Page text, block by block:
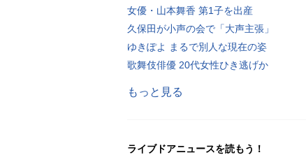
女優・山本舞香 第1子を出産
久保田が小声の会で「大声主張」
ゆきぽよ まるで別人な現在の姿
歌舞伎俳優 20代女性ひき逃げか
もっと見る
ライブドアニュースを読もう！